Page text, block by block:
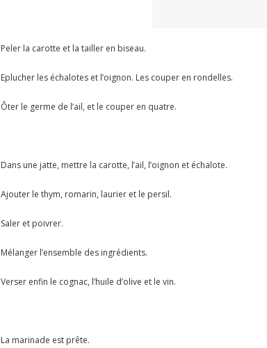
Peler la carotte et la tailler en biseau.
Eplucher les échalotes et l’oignon. Les couper en rondelles.
Ôter le germe de l’ail, et le couper en quatre.
Dans une jatte, mettre la carotte, l’ail, l’oignon et échalote.
Ajouter le thym, romarin, laurier et le persil.
Saler et poivrer.
Mélanger l’ensemble des ingrédients.
Verser enfin le cognac, l’huile d’olive et le vin.
La marinade est prête.